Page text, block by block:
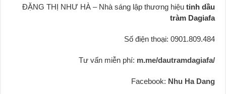
ĐẶNG THỊ NHƯ HÀ – Nhà sáng lập thương hiệu tinh dầu
tràm Dagiafa
Số điện thoại: 0901.809.484
Tư vấn miễn phí: m.me/dautramdagiafa/
Facebook: Nhu Ha Dang